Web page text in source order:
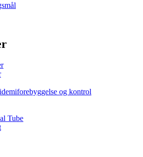
og kontrol
Tube